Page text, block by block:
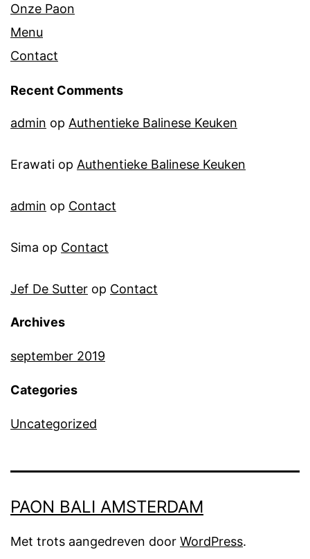
Onze Paon
Menu
Contact
Recent Comments
admin op Authentieke Balinese Keuken
Erawati op Authentieke Balinese Keuken
admin op Contact
Sima op Contact
Jef De Sutter op Contact
Archives
september 2019
Categories
Uncategorized
PAON BALI AMSTERDAM
Met trots aangedreven door WordPress.